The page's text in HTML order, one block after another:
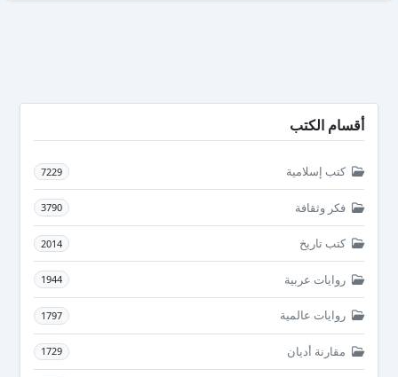
أقسام الكتب
كتب إسلامية 7229
فكر وثقافة 3790
كتب تاريخ 2014
روايات عربية 1944
روايات عالمية 1797
مقارنة أديان 1729